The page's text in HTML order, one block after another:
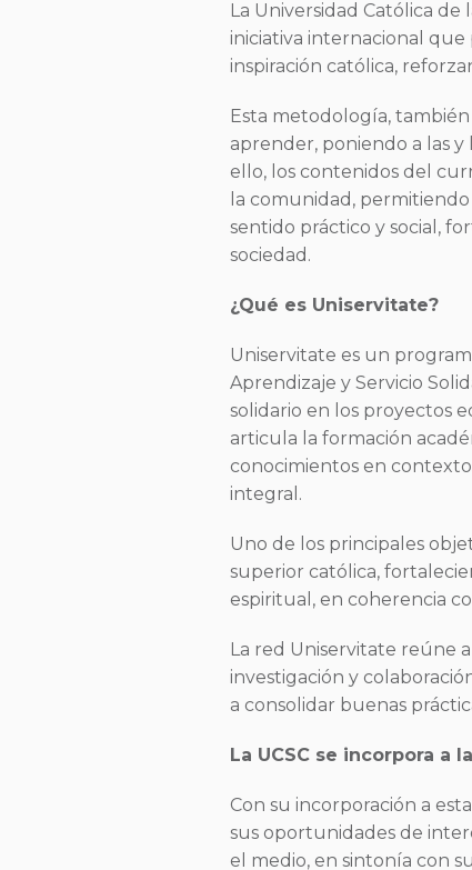
La Universidad Católica de
iniciativa internacional
inspiración católica,
Esta metodología,
aprender, poniendo a las
ello, los contenidos del
la comunidad,
sentido práctico y social,
sociedad.
¿Qué es Uniservitate?
Uniservitate es un
Aprendizaje y Servicio
solidario en los proyectos
articula la formación
conocimientos en
integral.
Uno de los principales
superior católica,
espiritual, en coherencia
La red Uniservitate reúne
investigación y
a consolidar buenas
La UCSC se incorpora a
Con su incorporación a
sus oportunidades de
el medio, en sintonía con